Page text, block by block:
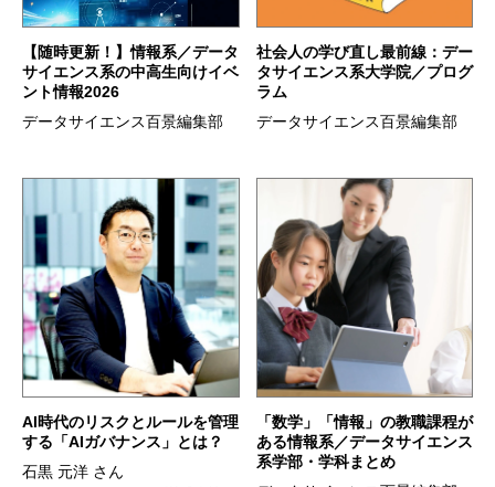
【随時更新！】情報系／データ
サイエンス系の中高生向けイベ
ント情報2026
データサイエンス百景編集部
社会人の学び直し最前線：デー
タサイエンス系大学院／プログ
ラム
データサイエンス百景編集部
AI時代のリスクとルールを管理
する「AIガバナンス」とは？
石黒 元洋 さん
「数学」「情報」の教職課程が
ある情報系／データサイエンス
系学部・学科まとめ